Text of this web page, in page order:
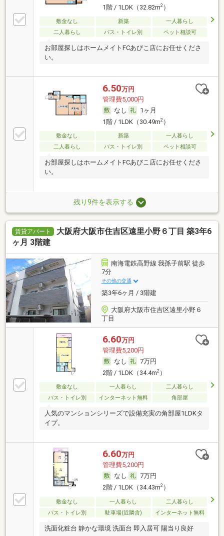
1階 / 1LDK（32.82m2）
敷金なし 新築
一人暮らし
二人暮らし
バス・トイレ別 ペット相談可
お部屋探しはホームメイトFCあびこ店にお任せくださ
い。
6.50万円
管理費5,000円
なし
1ヶ月
1階 / 1LDK（30.49m2）
敷金なし 新築
一人暮らし
二人暮らし
バス・トイレ別 ペット相談可
お部屋探しはホームメイトFCあびこ店にお任せくださ
い。
残り9件を表示する
賃貸アパート
大阪府大阪市住吉区遠里小野６丁目 築3年6
ヶ月 3階建
南海電鉄高野線 我孫子前駅 徒歩
7分
その他の交通
築3年6ヶ月 / 3階建
大阪府大阪市住吉区遠里小野６
丁目
6.60万円
管理費5,200円
なし
7万円
2階 / 1LDK（34.4m2）
敷金なし 一人暮らし
二人暮らし
バス・トイレ別
インターネット無料 角部屋
人気のマンションシリーズで設備充実の角部屋1LDKタ
イプ。
6.60万円
管理費5,200円
なし
7万円
2階 / 1LDK（34.43m2）
敷金なし 一人暮らし
二人暮らし
バス・トイレ別
駐車場(近隣含) インターネット無料
洗面化粧台 静かな環境 洗面台 即入居可 陽当り良好